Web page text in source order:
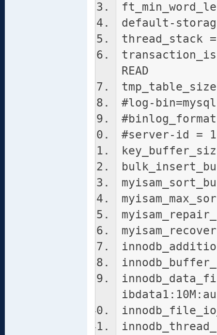
default-
thread_stack =
READ
#log-
#server-id = 1
myisam_recover